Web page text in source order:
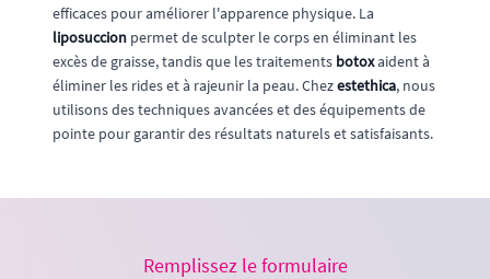
efficaces pour améliorer l'apparence physique. La
liposuccion permet de sculpter le corps en éliminant les
excès de graisse, tandis que les traitements botoxaident à
éliminer les rides et à rajeunir la peau. Chezestethica, nous
utilisons des techniques avancées et des équipements de
pointe pour garantir des résultats naturels et satisfaisants.
Remplissez le formulaire